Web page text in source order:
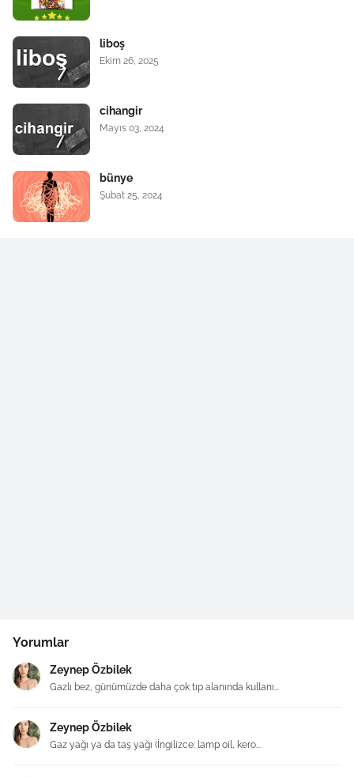
liboş
Ekim 26, 2025
cihangir
Mayıs 03, 2024
bünye
Şubat 25, 2024
Yorumlar
Zeynep Özbilek
Gazlı bez, günümüzde daha çok tıp alanında kullanı...
Zeynep Özbilek
Gaz yağı ya da taş yağı (İngilizce: lamp oil, kero...